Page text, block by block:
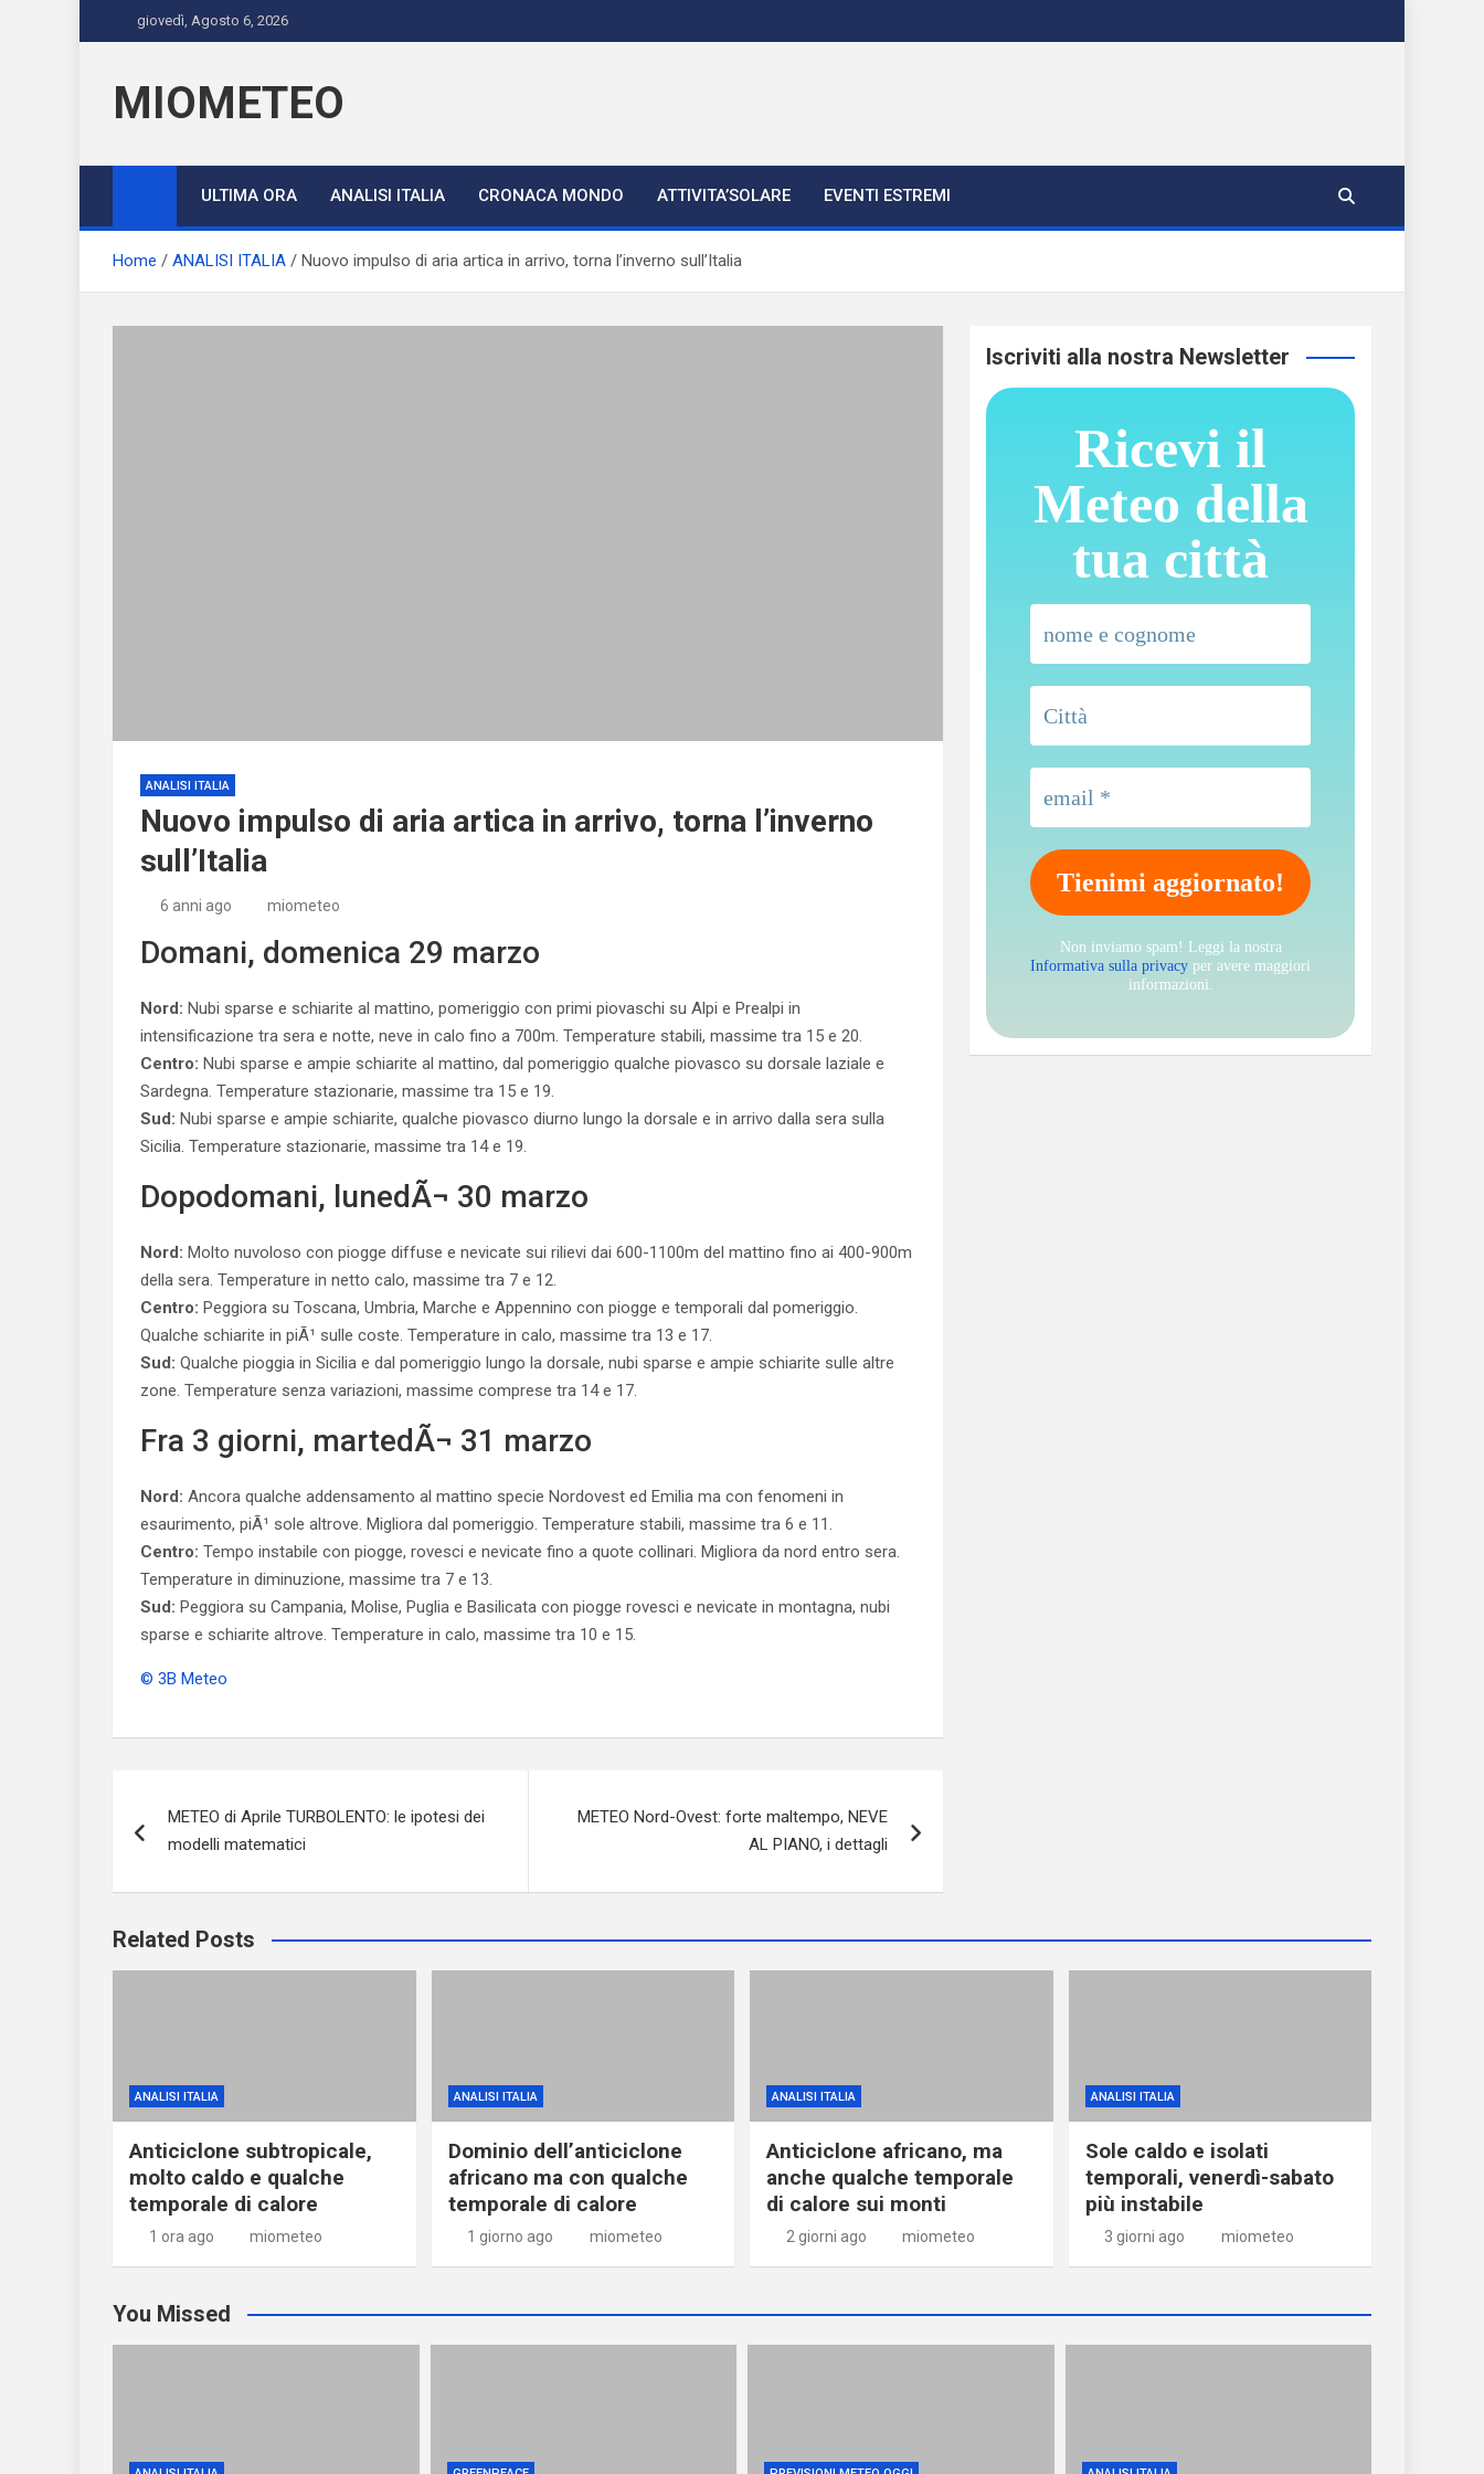
to
giovedì, Agosto 6, 2026
MIOMETEO
ULTIMA ORA ANALISI ITALIA CRONACA MONDO ATTIVITA’SOLARE EVENTI ESTREMI
Home ANALISI ITALIA Nuovo impulso di aria artica in arrivo, torna l’inverno sull’Italia
ANALISI ITALIA
Nuovo impulso di aria artica in arrivo, torna l’inverno
sull’Italia
6 anni ago miometeo
Domani, domenica 29 marzo
Nord: Nubi sparse e schiarite al mattino, pomeriggio con primi piovaschi su Alpi e Prealpi in
intensificazione tra sera e notte, neve in calo fino a 700m. Temperature stabili, massime tra 15 e 20.
Centro: Nubi sparse e ampie schiarite al mattino, dal pomeriggio qualche piovasco su dorsale laziale e
Sardegna. Temperature stazionarie, massime tra 15 e 19.
Sud: Nubi sparse e ampie schiarite, qualche piovasco diurno lungo la dorsale e in arrivo dalla sera sulla
Sicilia. Temperature stazionarie, massime tra 14 e 19.
Dopodomani, lunedÃ¬ 30 marzo
Nord: Molto nuvoloso con piogge diffuse e nevicate sui rilievi dai 600-1100m del mattino fino ai 400-900m
della sera. Temperature in netto calo, massime tra 7 e 12.
Centro: Peggiora su Toscana, Umbria, Marche e Appennino con piogge e temporali dal pomeriggio.
Qualche schiarite in piÃ¹ sulle coste. Temperature in calo, massime tra 13 e 17.
Sud: Qualche pioggia in Sicilia e dal pomeriggio lungo la dorsale, nubi sparse e ampie schiarite sulle altre
zone. Temperature senza variazioni, massime comprese tra 14 e 17.
Fra 3 giorni, martedÃ¬ 31 marzo
Nord: Ancora qualche addensamento al mattino specie Nordovest ed Emilia ma con fenomeni in
esaurimento, piÃ¹ sole altrove. Migliora dal pomeriggio. Temperature stabili, massime tra 6 e 11.
Centro: Tempo instabile con piogge, rovesci e nevicate fino a quote collinari. Migliora da nord entro sera.
Temperature in diminuzione, massime tra 7 e 13.
Sud: Peggiora su Campania, Molise, Puglia e Basilicata con piogge rovesci e nevicate in montagna, nubi
sparse e schiarite altrove. Temperature in calo, massime tra 10 e 15.
© 3B Meteo
articoli
METEO di Aprile TURBOLENTO: le ipotesi dei
modelli matematici
METEO Nord-Ovest: forte maltempo, NEVE
AL PIANO, i dettagli
Iscriviti alla nostra Newsletter
Ricevi il
Meteo della
tua città
Non inviamo spam! Leggi la nostra
Informativa sulla privacy per avere maggiori
informazioni.
Related Posts
ANALISI ITALIA
Anticiclone subtropicale,
molto caldo e qualche
temporale di calore
1 ora ago miometeo
ANALISI ITALIA
Dominio dell’anticiclone
africano ma con qualche
temporale di calore
1 giorno ago miometeo
ANALISI ITALIA
Anticiclone africano, ma
anche qualche temporale
di calore sui monti
2 giorni ago miometeo
ANALISI ITALIA
Sole caldo e isolati
temporali, venerdì-sabato
più instabile
3 giorni ago miometeo
You Missed